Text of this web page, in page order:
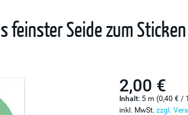
Seide zum
2,00 €
Inhalt: 5 m (0,40 € /
inkl. MwSt.zzgl.